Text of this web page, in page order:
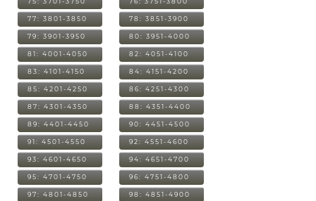
77: 3801-3850 78: 3851-3900
79: 3901-3950 80: 3951-4000
81: 4001-4050 82: 4051-4100
83: 4101-4150 84: 4151-4200
85: 4201-4250 86: 4251-4300
87: 4301-4350 88: 4351-4400
89: 4401-4450 90: 4451-4500
91: 4501-4550 92: 4551-4600
93: 4601-4650 94: 4651-4700
95: 4701-4750 96: 4751-4800
97: 4801-4850 98: 4851-4900